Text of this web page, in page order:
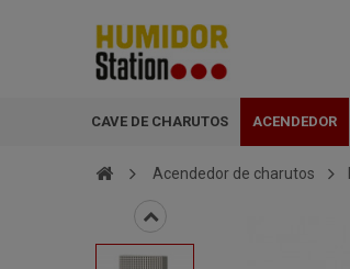
CAVE DE CHARUTOS ACENDEDOR
Acendedor de charutos